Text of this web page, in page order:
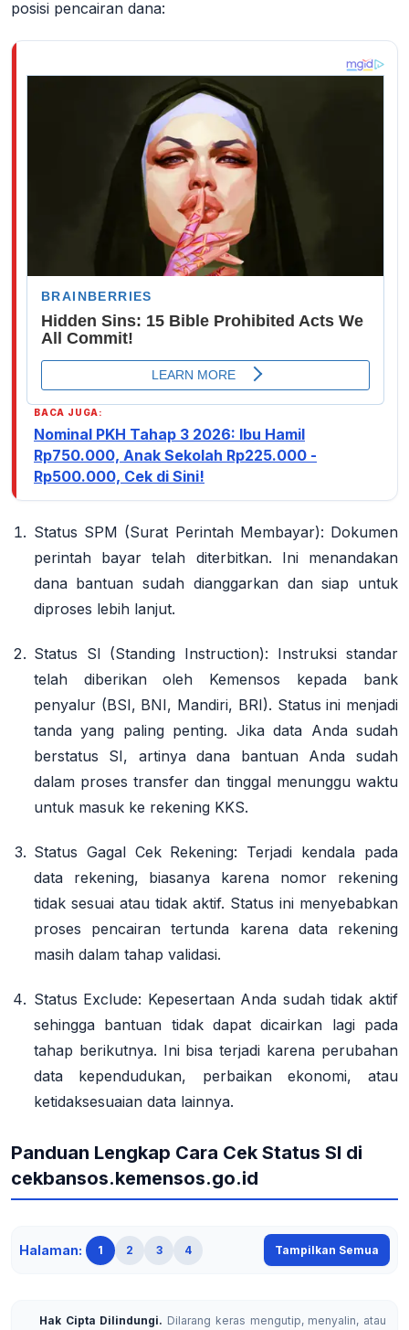
posisi pencairan dana:
BACA JUGA:
Nominal PKH Tahap 3 2026: Ibu Hamil
Rp750.000, Anak Sekolah Rp225.000 -
Rp500.000, Cek di Sini!
Status SPM (Surat Perintah Membayar): Dokumen
perintah bayar telah diterbitkan. Ini menandakan
dana bantuan sudah dianggarkan dan siap untuk
diproses lebih lanjut.
Status SI (Standing Instruction): Instruksi standar
telah diberikan oleh Kemensos kepada bank
penyalur (BSI, BNI, Mandiri, BRI). Status ini menjadi
tanda yang paling penting. Jika data Anda sudah
berstatus SI, artinya dana bantuan Anda sudah
dalam proses transfer dan tinggal menunggu waktu
untuk masuk ke rekening KKS.
Status Gagal Cek Rekening: Terjadi kendala pada
data rekening, biasanya karena nomor rekening
tidak sesuai atau tidak aktif. Status ini menyebabkan
proses pencairan tertunda karena data rekening
masih dalam tahap validasi.
Status Exclude: Kepesertaan Anda sudah tidak aktif
sehingga bantuan tidak dapat dicairkan lagi pada
tahap berikutnya. Ini bisa terjadi karena perubahan
data kependudukan, perbaikan ekonomi, atau
ketidaksesuaian data lainnya.
Panduan Lengkap Cara Cek Status SI di
cekbansos.kemensos.go.id
Halaman: 1 2 3 4 Tampilkan Semua
Hak Cipta Dilindungi. Dilarang keras mengutip, menyalin, atau